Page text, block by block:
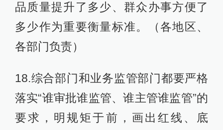
品质量提升了多少、群众办事方便了
多少作为重要衡量标准。（各地区、
各部门负责）
18.综合部门和业务监管部门都要严格
落实“谁审批谁监管、谁主管谁监管”的
要求，明规矩于前，画出红线、底